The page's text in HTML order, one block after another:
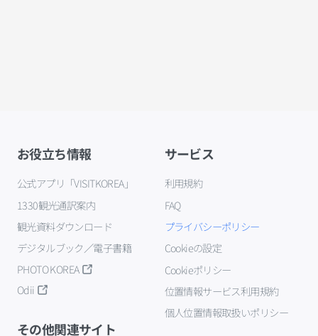
お役立ち情報
公式アプリ「VISITKOREA」
1330観光通訳案内
観光資料ダウンロード
デジタルブック／電子書籍
PHOTO KOREA
Odii
サービス
利用規約
FAQ
プライバシーポリシー
Cookieの設定
Cookieポリシー
位置情報サービス利用規約
個人位置情報取扱いポリシー
その他関連サイト